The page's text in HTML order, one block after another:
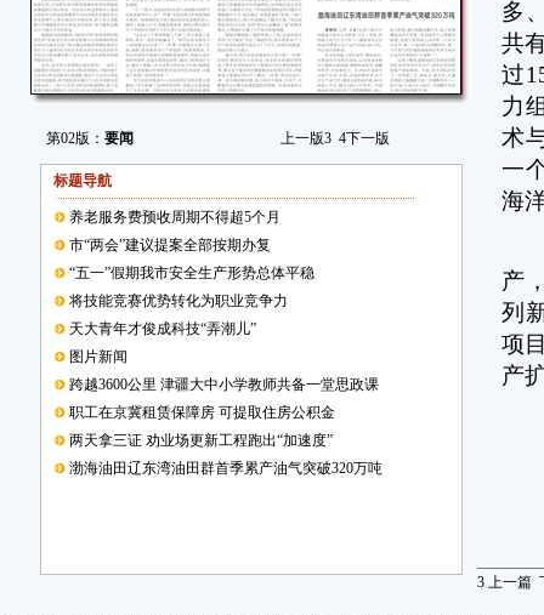
第02版： 要闻 上一版3 4下一版
标题导航
养老服务费预收周期不得超5个月
市“两会”建议提案全部按期办复
“五一”假期我市安全生产形势总体平稳
将技能竞赛优势转化为职业竞争力
天大青年才俊成科技“弄潮儿”
图片新闻
跨越3600公里 津疆大中小学教师共备一堂思政课
职工在京冀租赁保障房 可提取住房公积金
两天拿三证 劝业场更新工程跑出“加速度”
渤海油田辽东湾油田群首季累产油气突破320万吨
多
共
过
力
术
一
海
产
列
项
产
3 上一篇